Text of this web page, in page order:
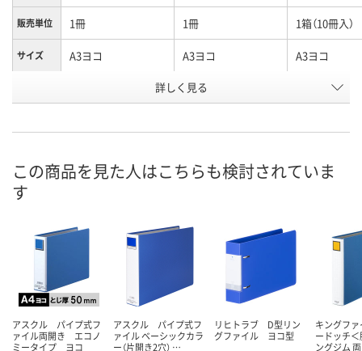
販売単位 1冊 1冊 1箱（10冊入）
サイズ A3ヨコ A3ヨコ A3ヨコ
E733929 E910054
8月8日（土）
カゴへ カゴへ カ
詳しく見る
この商品を見た人はこちらも検討されていま
す
アスクル パイプ式フ
ァイル両開き エコノ
ミータイプ ヨコ
アスクル パイプ式フ
ァイル ベーシックカラ
ー（片開き2穴） …
リヒトラブ D型リン
グファイル ヨコ型
キングフ
ードッチ＜
ングジム